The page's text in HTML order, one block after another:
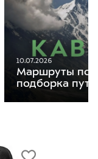
10.07.2026
Маршруты по
подборка